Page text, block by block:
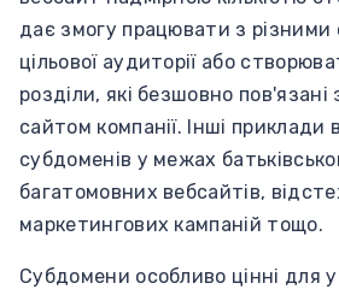
дає змогу працювати з різними
цільової аудиторії або
розділи, які безшовно
сайтом компанії. Інші приклади
субдоменів у межах
багатомовних вебсайтів,
маркетингових кампаній тощо.
Субдомени особливо цінні для